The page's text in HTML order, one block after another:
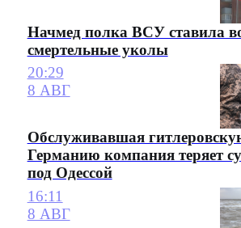
Начмед полка ВСУ ставила
смертельные уколы
20:29
8 АВГ
Обслуживавшая
Германию компания теряет
под Одессой
16:11
8 АВГ